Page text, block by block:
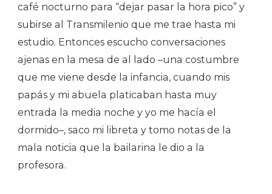
café nocturno para “dejar pasar la hora pico” y
subirse al Transmilenio que me trae hasta mi
estudio. Entonces escucho conversaciones
ajenas en la mesa de al lado –una costumbre
que me viene desde la infancia, cuando mis
papás y mi abuela platicaban hasta muy
entrada la media noche y yo me hacía el
dormido–, saco mi libreta y tomo notas de la
mala noticia que la bailarina le dio a la
profesora.